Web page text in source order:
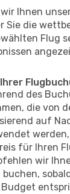
Ihnen
Sie die
Flug
des
die von
auf
für Ihren
wir